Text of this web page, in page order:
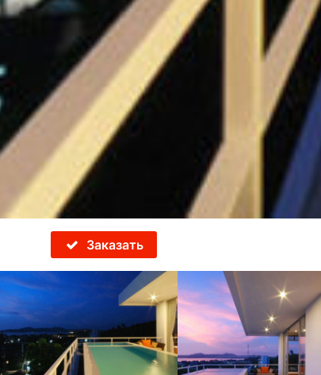
Заказать